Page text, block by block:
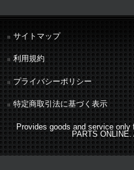
サイトマップ
利用規約
プライバシーポリシー
特定商取引法に基づく表示
Provides goods and service
PARTS